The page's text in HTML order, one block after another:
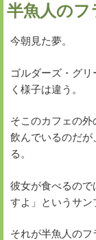
半魚人のフ
今朝見た夢。
ゴルダーズ・グ
く様子は違う。
そこのカフェの
飲んでいるのだ
る。
彼女が食べるので
すよ」というサン
それが半魚人のフ